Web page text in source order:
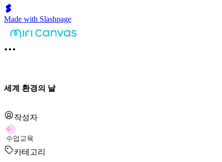
Made with Slashpage
세계 환경의 날
작성자
수
수업교육
카테고리